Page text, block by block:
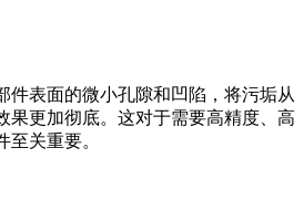
件表面的微小孔隙和凹陷，将污垢从
果更加彻底。这对于需要高精度、高
关重要。